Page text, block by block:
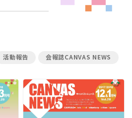
活動報告 会報誌CANVAS NEWS